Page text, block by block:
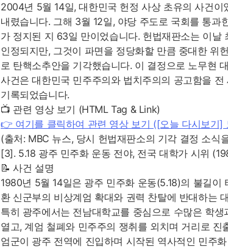
2004년 5월 14일, 대한민국 헌정 사상 초유의 사건
내렸습니다. 그해 3월 12일, 야당 주도로 국회를 통과
가 정지된 지 63일 만이었습니다. 헌법재판소는 이날
인정되지만, 그것이 파면을 정당화할 만큼 중대한 위
로 탄핵소추안을 기각했습니다. 이 결정으로 노무현
사건은 대한민국 민주주의와 법치주의의 공고함을
기록되었습니다.
📺 관련 영상 보기 (HTML Tag & Link)
👉 여기를 클릭하여 관련 영상 보기 ([오늘 다시보기
(출처: MBC 뉴스, 당시 헌법재판소의 기각 결정 소식
[3]. 5.18 광주 민주화 운동 전야, 전국 대학가 시위
📝 사건 설명
1980년 5월 14일은 광주 민주화 운동(5.18)의 불길이
환 신군부의 비상계엄 확대와 권력 찬탈에 반대하는
특히 광주에서는 전남대학교를 중심으로 수많은 학
열고, 계엄 철폐와 민주주의 쟁취를 외치며 거리로 진
엄군이 광주 전역에 진입하며 시작된 역사적인 민주